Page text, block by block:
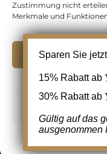
Zustimmung nicht
Merkmale und
Zensurbelege
Copyright 2012
Reserved |
Sparen Sie
15% Rabatt ab
30% Rabatt ab
Gültig auf das
ausgenommen